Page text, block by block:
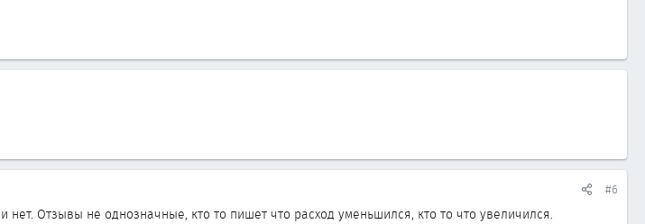
#6
Отзывы не однозначные, кто то пишет что расход уменьшился, кто то что увеличился.